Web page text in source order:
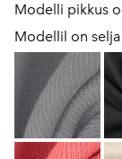
Modelli pikkus
Modellil on